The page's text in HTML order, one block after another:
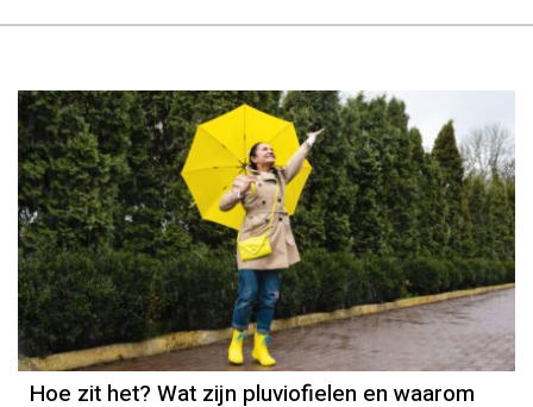
Hoe zit het? Wat zijn pluviofielen en waarom